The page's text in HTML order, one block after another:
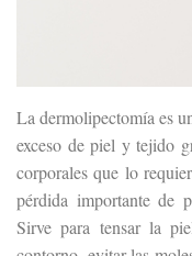
La dermolipectomía es
exceso de piel y tejido
corporales que lo
pérdida importante de
Sirve para tensar la